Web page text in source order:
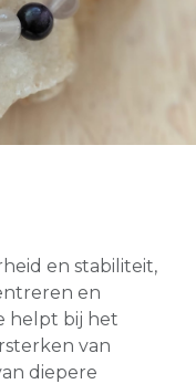
en stabiliteit,
en
helpt bij het
van
diepere